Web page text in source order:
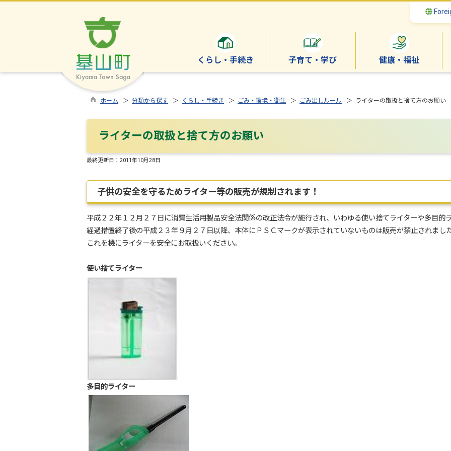
くらし・手続き 子育て・学び 健康・福祉
ホーム ＞ 分類から探す ＞ くらし・手続き ＞ ごみ・環境・衛生 ＞ ごみ出しルール ＞ ライターの取扱と捨て方のお願い
ライターの取扱と捨て方のお願い
最終更新日： 2011年10月28日
子供の安全を守るためライター等の販売が規制されます！
平成２２年１２月２７日に消費生活用製品安全法関係の改正法令が施行され、いわゆる使い捨てライターや多目的
経過措置終了後の平成２３年９月２７日以降、本体にＰＳＣマークが表示されていないものは販売が禁止されまし
これを機にライターを安全にお取扱いください。
使い捨てライター
多目的ライター